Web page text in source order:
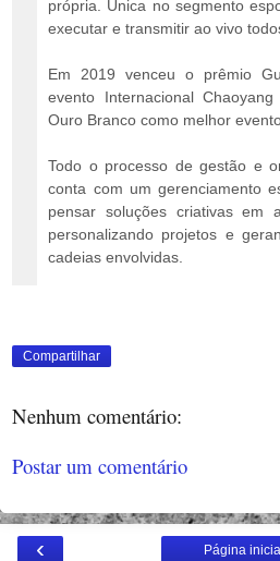
própria. Única no segmento
executar e transmitir ao vivo
Em 2019 venceu o prêmio
evento Internacional
Ouro Branco como melhor
Todo o processo de gestão e
conta com um gerenciamento
pensar soluções criativas em
personalizando projetos e
cadeias envolvidas.
Compartilhar
Nenhum comentário:
Postar um comentário
‹ Página